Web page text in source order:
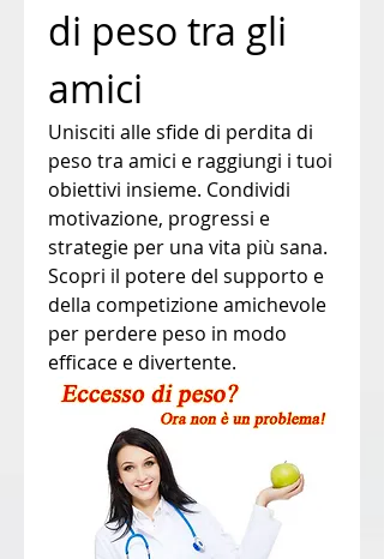
di peso tra gli
amici
Unisciti alle sfide di perdita di
peso tra amici e raggiungi i tuoi
obiettivi insieme. Condividi
motivazione, progressi e
strategie per una vita più sana.
Scopri il potere del supporto e
della competizione amichevole
per perdere peso in modo
efficace e divertente.